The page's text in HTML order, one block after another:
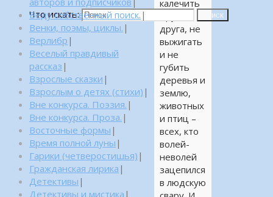
Что искать: Поиск
калечить
друга, не
выжигать
и не
губить
деревья и
землю,
животных
и птиц –
всех, кто
волей-
неволей
зацепился
в людскую
Веду собственный поиск. |
Венки, поэмы, циклы. |
Верлибр |
Веселый правдивый
рассказ |
Взрослые сказки |
Взрослым о детях (стихи) |
Вне конкурса. Поэзия. |
Вне конкурса. Проза. |
Восточные формы |
Время полной луны |
Гарики (четверостишья) |
Гражданская лирика |
Детективы |
Детективы и мистика |